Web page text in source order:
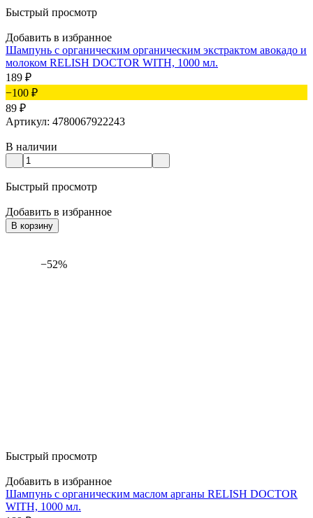
Быстрый просмотр
Добавить в избранное
Шампунь с органическим органическим экстрактом авокадо и
молоком RELISH DOCTOR WITH, 1000 мл.
189 ₽
−100 ₽
89 ₽
Артикул: 4780067922243
В наличии
Быстрый просмотр
Добавить в избранное
В корзину
−52%
Быстрый просмотр
Добавить в избранное
Шампунь с органическим маслом арганы RELISH DOCTOR
WITH, 1000 мл.